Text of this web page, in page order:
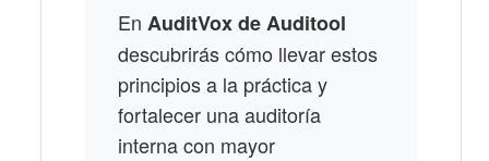
En AuditVox de Auditool
descubrirás cómo llevar estos
principios a la práctica y
fortalecer una auditoría
interna con mayor